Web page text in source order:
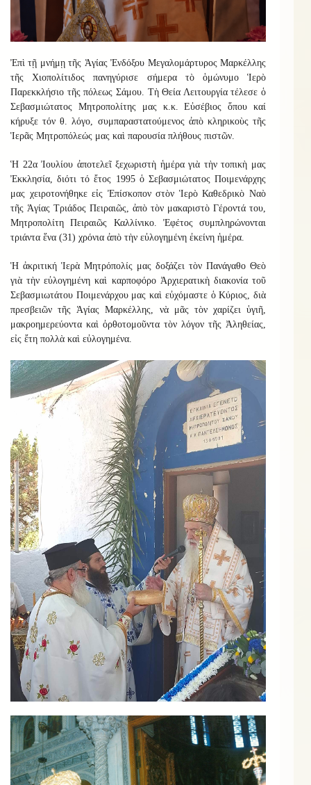
Ἐπὶ τῇ μνήμῃ τῆς Ἁγίας Ἐνδόξου Μεγαλομάρτυρος Μαρκέλλης
τῆς Χιοπολίτιδος πανηγύρισε σήμερα τὸ ὁμώνυμο Ἱερὸ
Παρεκκλήσιο τῆς πόλεως Σάμου. Τὴ Θεία Λειτουργία τέλεσε ὁ
Σεβασμιώτατος Μητροπολίτης μας κ.κ. Εὐσέβιος ὅπου καί
κήρυξε τόν θ. λόγο, συμπαραστατούμενος ἀπὸ κληρικοὺς τῆς
Ἱερᾶς Μητροπόλεώς μας καὶ παρουσία πλήθους πιστῶν.
Ἡ 22α Ἰουλίου ἀποτελεῖ ξεχωριστὴ ἡμέρα γιὰ τὴν τοπικὴ μας
Ἐκκλησία, διότι τό ἔτος 1995 ὁ Σεβασμιώτατος Ποιμενάρχης
μας χειροτονήθηκε εἰς Ἐπίσκοπον στὸν Ἱερὸ Καθεδρικὸ Ναὸ
τῆς Ἁγίας Τριάδος Πειραιῶς, ἀπὸ τὸν μακαριστὸ Γέροντά του,
Μητροπολίτη Πειραιῶς Καλλίνικο. Ἐφέτος συμπληρώνονται
τριάντα ἕνα (31) χρόνια ἀπὸ τὴν εὐλογημένη ἐκείνη ἡμέρα.
Ἡ ἀκριτική Ἱερὰ Μητρόπολίς μας δοξάζει τὸν Πανάγαθο Θεὸ
γιὰ τὴν εὐλογημένη καὶ καρποφόρο Ἀρχιερατικὴ διακονία τοῦ
Σεβασμιωτάτου Ποιμενάρχου μας καὶ εὐχόμαστε ὁ Κύριος, διὰ
πρεσβειῶν τῆς Ἁγίας Μαρκέλλης, νὰ μᾶς τὸν χαρίζει ὑγιῆ,
μακροημερεύοντα καὶ ὀρθοτομοῦντα τὸν λόγον τῆς Ἀληθείας,
εἰς ἔτη πολλὰ καὶ εὐλογημένα.